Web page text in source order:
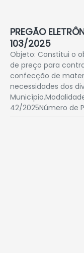
PREGÃO
103/2025
Objeto: Constitui o
de preço para
confecção de
necessidades dos
Município.Modalidade:
42/2025Número de